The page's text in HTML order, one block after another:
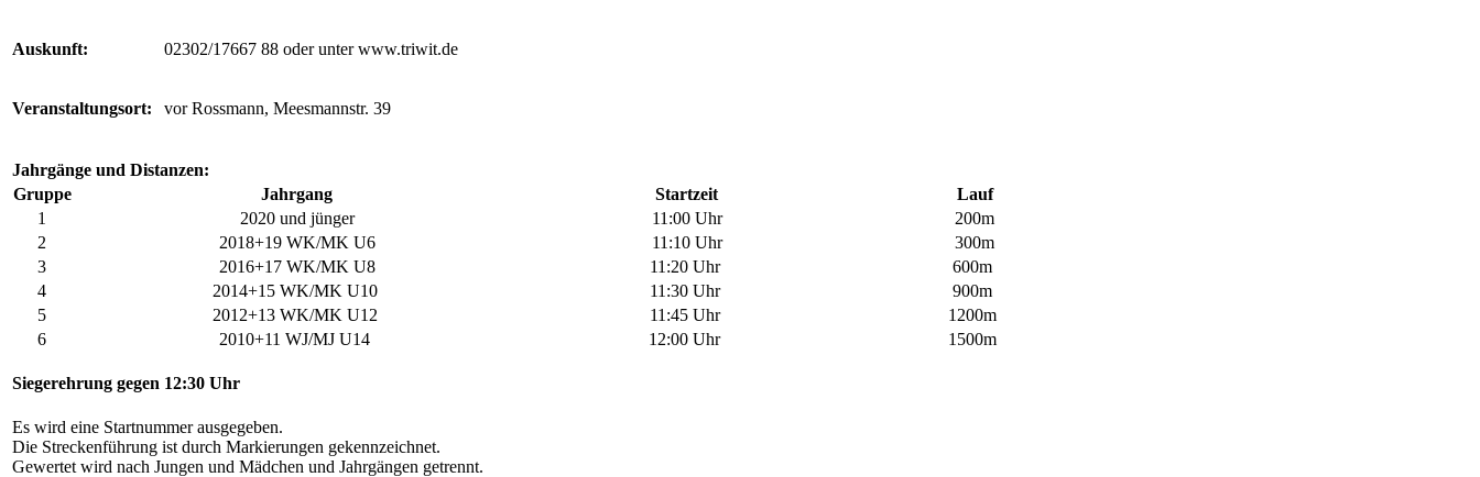
Auskunft: 02302/17667 88 oder unter www.triwit.de
Veranstaltungsort: vor Rossmann, Meesmannstr. 39
Jahrgänge und Distanzen:
Gruppe
Jahrgang Startzeit
Lauf
1
2020 und jünger 11:00 Uhr
200m
2
2018+19 WK/MK U6 11:10 Uhr
300m
3
2016+17 WK/MK U8 11:20 Uhr
600m
4
2014+15 WK/MK U10 11:30 Uhr
900m
5
2012+13 WK/MK U12 11:45 Uhr
1200m
6
2010+11 WJ/MJ U14 12:00 Uhr 1500m
Siegerehrung gegen 12:30 Uhr
Es wird eine Startnummer ausgegeben.
Die Streckenführung ist durch Markierungen gekennzeichnet.
Gewertet wird nach Jungen und Mädchen und Jahrgängen getrennt.